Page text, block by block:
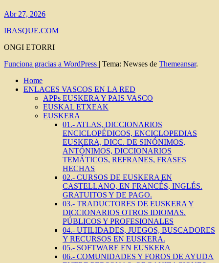
Abr 27, 2026
IBASQUE.COM
ONGI ETORRI
Funciona gracias a WordPress | Tema: Newses de Themeansar.
Home
ENLACES VASCOS EN LA RED
APPs EUSKERA Y PAIS VASCO
EUSKAL ETXEAK
EUSKERA
01.- ATLAS, DICCIONARIOS
ENCICLOPÉDICOS, ENCICLOPEDIAS
EUSKERA, DICC. DE SINÓNIMOS,
ANTÓNIMOS, DICCIONARIOS
TEMÁTICOS, REFRANES, FRASES
HECHAS
02.- CURSOS DE EUSKERA EN
CASTELLANO, EN FRANCÉS, INGLÉS.
GRATUITOS Y DE PAGO.
03.- TRADUCTORES DE EUSKERA Y
DICCIONARIOS OTROS IDIOMAS.
PÚBLICOS Y PROFESIONALES
04.- UTILIDADES, JUEGOS, BUSCADORES
Y RECURSOS EN EUSKERA.
05.- SOFTWARE EN EUSKERA
06.- COMUNIDADES Y FOROS DE AYUDA